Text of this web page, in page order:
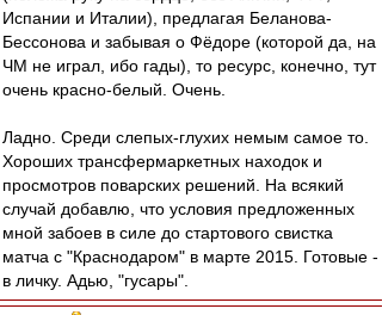
Испании и Италии), предлагая Беланова-
Бессонова и забывая о Фёдоре (которой да, на
ЧМ не играл, ибо гады), то ресурс, конечно, тут
очень красно-белый. Очень.
Ладно. Среди слепых-глухих немым самое то.
Хороших трансфермаркетных находок и
просмотров поварских решений. На всякий
случай добавлю, что условия предложенных
мной забоев в силе до стартового свистка
матча с "Краснодаром" в марте 2015. Готовые -
в личку. Адью, "гусары".